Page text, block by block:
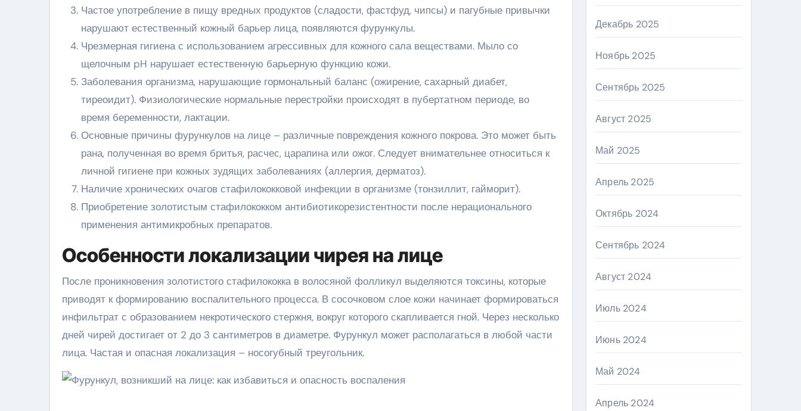
Частое употребление в пищу вредных продуктов (сладости, фастфуд, чипсы) и пагубные привычки
нарушают естественный кожный барьер лица, появляются фурункулы.
Чрезмерная гигиена с использованием агрессивных для кожного сала веществами. Мыло со
щелочным pH нарушает естественную барьерную функцию кожи.
Заболевания организма, нарушающие гормональный баланс (ожирение, сахарный диабет,
тиреоидит). Физиологические нормальные перестройки происходят в пубертатном периоде, во
время беременности, лактации.
Основные причины фурункулов на лице – различные повреждения кожного покрова. Это может быть
рана, полученная во время бритья, расчес, царапина или ожог. Следует внимательнее относиться к
личной гигиене при кожных зудящих заболеваниях (аллергия, дерматоз).
Наличие хронических очагов стафилококковой инфекции в организме (тонзиллит, гайморит).
Приобретение золотистым стафилококком антибиотикорезистентности после нерационального
применения антимикробных препаратов.
Особенности локализации чирея на лице
После проникновения золотистого стафилококка в волосяной фолликул выделяются токсины, которые
приводят к формированию воспалительного процесса. В сосочковом слое кожи начинает формироваться
инфильтрат с образованием некротического стержня, вокруг которого скапливается гной. Через несколько
дней чирей достигает от 2 до 3 сантиметров в диаметре. Фурункул может располагаться в любой части
лица. Частая и опасная локализация – носогубный треугольник.
Декабрь 2025
Ноябрь 2025
Сентябрь 2025
Август 2025
Май 2025
Апрель 2025
Октябрь 2024
Сентябрь 2024
Август 2024
Июль 2024
Июнь 2024
Май 2024
Апрель 2024